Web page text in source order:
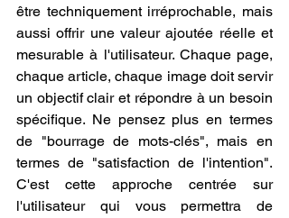
être techniquement irréprochable, mais
aussi offrir une valeur ajoutée réelle et
mesurable à l'utilisateur. Chaque page,
chaque article, chaque image doit servir
un objectif clair et répondre à un besoin
spécifique. Ne pensez plus en termes
de "bourrage de mots-clés", mais en
termes de "satisfaction de l'intention".
C'est cette approche centrée sur
l'utilisateur qui vous permettra de